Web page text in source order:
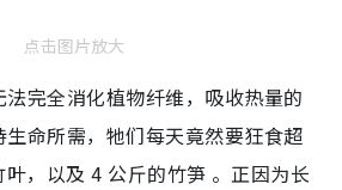
点击图片放大
完全消化植物纤维，吸收热量的
命所需，牠们每天竟然要狂食超
，以及 4 公斤的竹笋 。正因为长